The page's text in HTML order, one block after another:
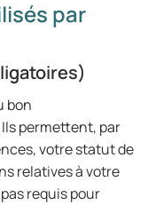
par
bon
permettent, par
votre statut de
relatives à votre
requis pour